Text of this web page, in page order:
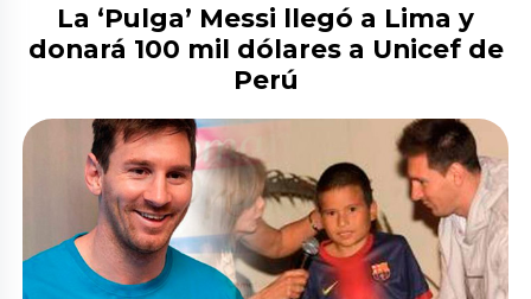
La ‘Pulga’ Messi llegó a Lima y
donará 100 mil dólares a Unicef de
Perú